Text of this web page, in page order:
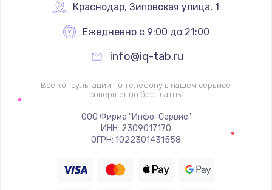
Краснодар, Зиповская улица, 1
Ежедневно с 9:00 до 21:00
info@iq-tab.ru
Все консультации по телефону в нашем сервисе
совершенно бесплатны
ООО Фирма "Инфо-Сервис"
ИНН: 2309017170
ОГРН: 1022301431558